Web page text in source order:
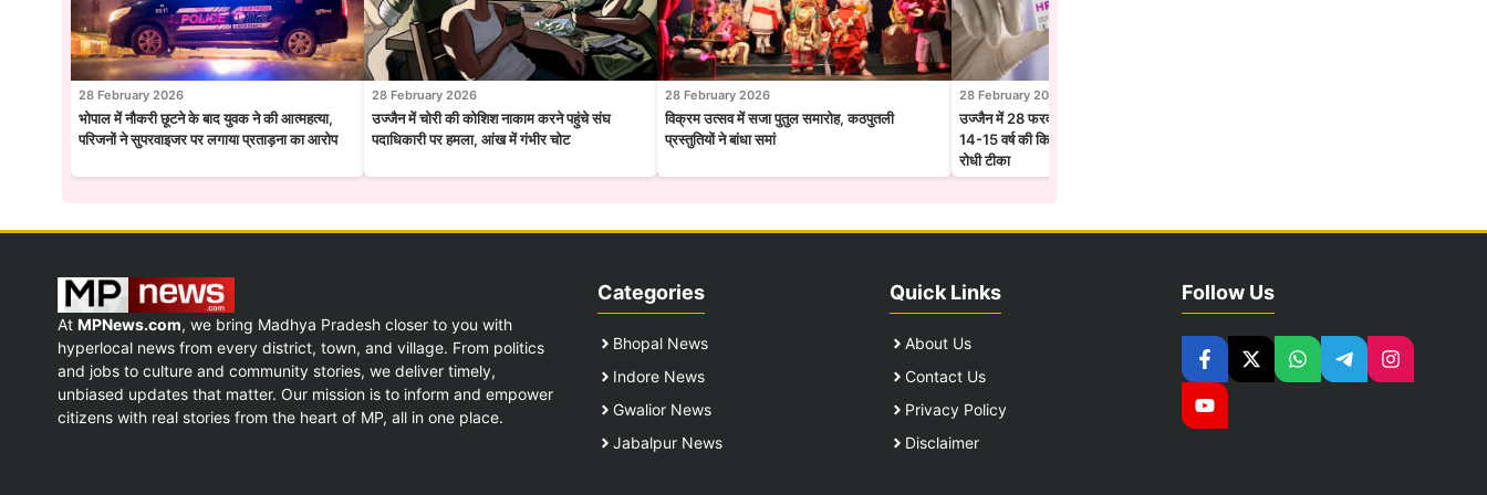
28 February 2026
भोपाल में नौकरी छूटने के बाद युवक ने की आत्महत्या,
परिजनों ने सुपरवाइजर पर लगाया प्रताड़ना का आरोप
28 February 2026
उज्जैन में चोरी की कोशिश नाकाम करने पहुंचे संघ
पदाधिकारी पर हमला, आंख में गंभीर चोट
28 February 2026
विक्रम उत्सव में सजा पुतुल समारोह, कठपुतली
प्रस्तुतियों ने बांधा समां
28 February 2026
उज्जैन में 28 फरवरी से एचपीवी टीकाकरण अभियान,
14-15 वर्ष की किशोरियों को लगेगा सर्वाइकल कैंसर
रोधी टीका
At MPNews.com, we bring Madhya Pradesh closer to you with
hyperlocal news from every district, town, and village. From politics
and jobs to culture and community stories, we deliver timely,
unbiased updates that matter. Our mission is to inform and empower
citizens with real stories from the heart of MP, all in one place.
Categories
Bhopal News
Indore News
Gwalior News
Jabalpur News
Quick Links
About Us
Contact Us
Privacy Policy
Disclaimer
Follow Us